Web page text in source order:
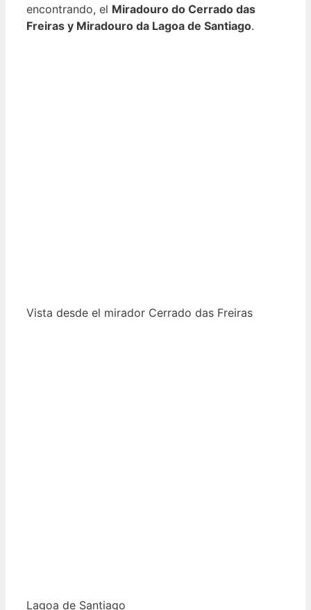
encontrando, el Miradouro do Cerrado das
Freiras y Miradouro da Lagoa de Santiago.
Vista desde el mirador Cerrado das Freiras
Lagoa de Santiago